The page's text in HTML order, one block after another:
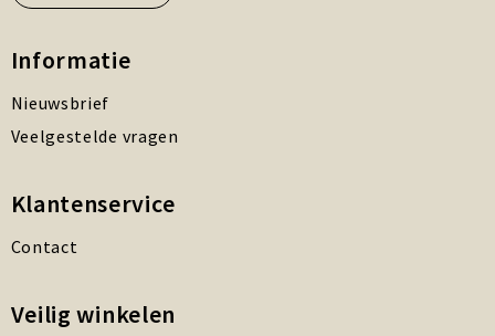
Informatie
Nieuwsbrief
Veelgestelde vragen
Klantenservice
Contact
Veilig winkelen